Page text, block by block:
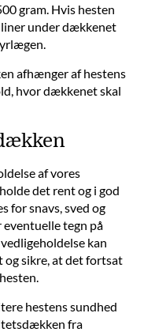
gram. Hvis hesten
liner under dækkenet
afhænger af hestens
hvor dækkenet skal
af vores
det rent og i god
for snavs, sved og
tegn på
kan
sikre, at det fortsat
hestens sundhed
fra